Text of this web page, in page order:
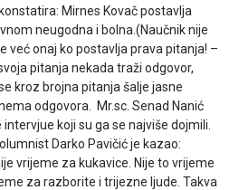
Mirnes Kovač postavlja
neugodna i bolna.(Naučnik nije
već onaj ko postavlja prava pitanja! –
pitanja nekada traži odgovor,
kroz brojna pitanja šalje jasne
odgovora. Mr.sc. Senad Nanić
koji su ga se najviše dojmili.
Darko Pavičić je kazao:
vrijeme za kukavice. Nije to vrijeme
za razborite i trijezne ljude. Takva